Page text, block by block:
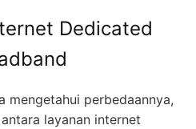
Dedicated
mengetahui perbedaannya,
layanan internet